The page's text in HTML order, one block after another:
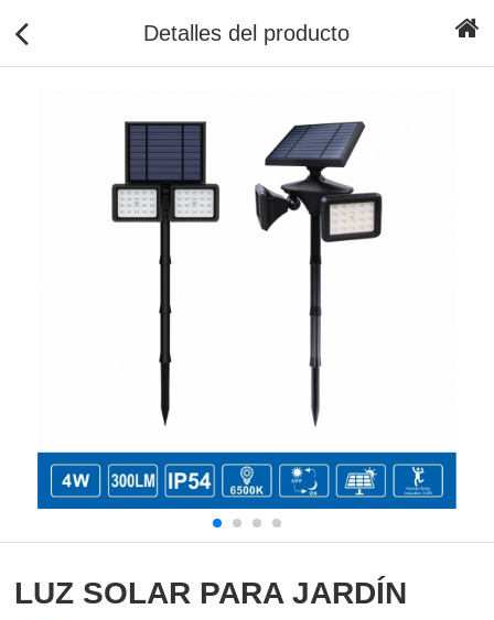
Detalles del producto
LUZ SOLAR PARA JARDÍN